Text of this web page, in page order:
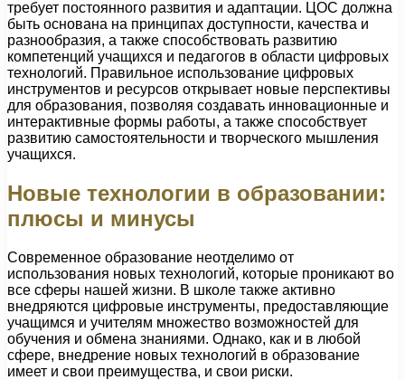
требует постоянного развития и адаптации. ЦОС должна
быть основана на принципах доступности, качества и
разнообразия, а также способствовать развитию
компетенций учащихся и педагогов в области цифровых
технологий. Правильное использование цифровых
инструментов и ресурсов открывает новые перспективы
для образования, позволяя создавать инновационные и
интерактивные формы работы, а также способствует
развитию самостоятельности и творческого мышления
учащихся.
Новые технологии в образовании:
плюсы и минусы
Современное образование неотделимо от
использования новых технологий, которые проникают во
все сферы нашей жизни. В школе также активно
внедряются цифровые инструменты, предоставляющие
учащимся и учителям множество возможностей для
обучения и обмена знаниями. Однако, как и в любой
сфере, внедрение новых технологий в образование
имеет и свои преимущества, и свои риски.